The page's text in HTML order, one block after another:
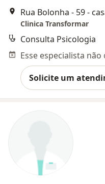
Rua Bolonha - 59 -
Clinica Transformar
Consulta Psicologia
Solicite um